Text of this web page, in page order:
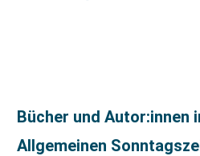
Bücher und Autor:innen
Allgemeinen